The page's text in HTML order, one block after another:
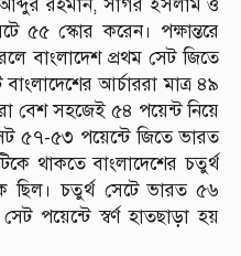
৫৫ স্কোর করেন। পক্ষান্তরে
বাংলাদেশ প্রথম সেট জিতে
আর্চাররা মাত্র ৪৯
বেশ সহজেই ৫৪ পয়েন্ট নিয়ে
৫৭-৫৩ পয়েন্টে জিতে ভারত
থাকতে বাংলাদেশের চতুর্থ
ছিল। চতুর্থ সেটে ভারত ৫৬
পয়েন্টে স্বর্ণ হাতছাড়া হয়